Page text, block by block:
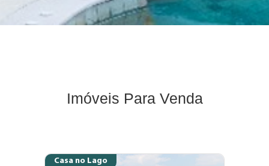
Imóveis Para Venda
Casa no Lago